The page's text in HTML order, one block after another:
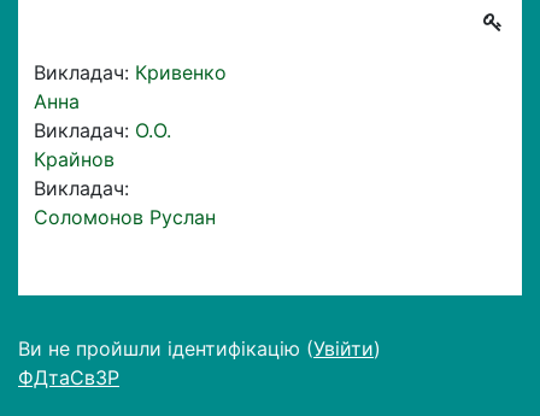
Викладач: Кривенко
Анна
Викладач: О.О.
Крайнов
Викладач:
Соломонов Руслан
Ви не пройшли ідентифікацію (Увійти)
ФДтаСвЗР